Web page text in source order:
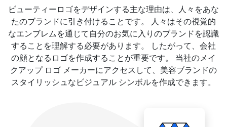
ビューティーロゴをデザインする主な理由は、人々をあな
たのブランドに引き付けることです。 人々はその視覚的
なエンブレムを通じて自分のお気に入りのブランドを認識
することを理解する必要があります。 したがって、会社
の顔となるロゴを作成することが重要です。 当社のメイ
クアップ ロゴ メーカーにアクセスして、美容ブランドの
スタイリッシュなビジュアル シンボルを作成できます。